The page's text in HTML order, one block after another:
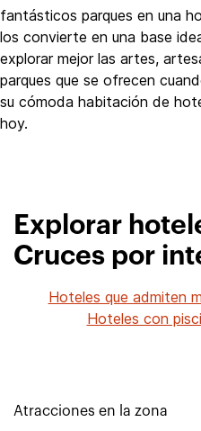
fantásticos parques en una
los convierte en una base
explorar mejor las artes,
parques que se ofrecen
su cómoda habitación de
hoy.
Explorar
Cruces por
Hoteles que admiten
Hoteles con
Atracciones en la zona